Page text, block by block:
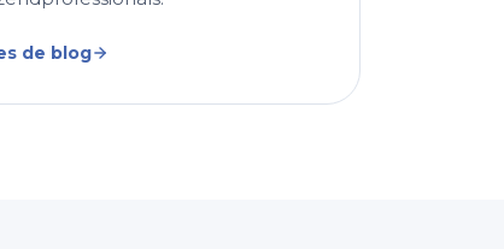
de blog